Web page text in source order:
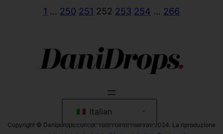
1 … 250 251 252 253 254 … 266
Italian
Copyright © Danipdrops.com.br. Tutti i diritti riservati 2024. La riproduzione